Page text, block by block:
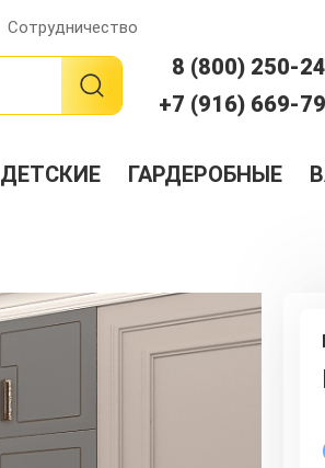
Сотрудничество
8 (800) 250-
+7 (916) 669-
ДЕТСКИЕ ГАРДЕРОБНЫЕ